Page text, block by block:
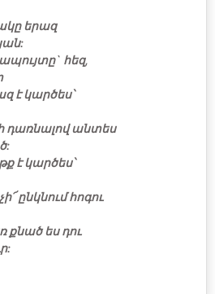
երազ
հեզ,
է կարծես՝
դառնալով անտես
է կարծես՝
ընկնում հոգու
քնած ես դու